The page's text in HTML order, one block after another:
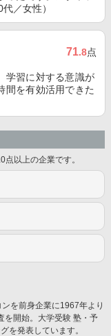
／女性）
71.8点
学習に対する意識が
間を有効活用できた
以上の企業です。
を前身企業に1967年より
を開始。大学受験 塾・予
を発表しています。